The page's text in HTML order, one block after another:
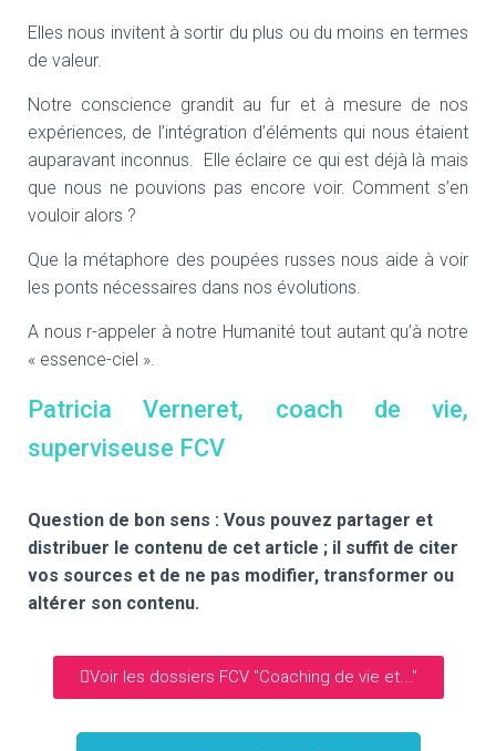
Elles nous invitent à sortir du plus ou du moins en termes
de valeur.
Notre conscience grandit au fur et à mesure de nos
expériences, de l’intégration d’éléments qui nous étaient
auparavant inconnus. Elle éclaire ce qui est déjà là mais
que nous ne pouvions pas encore voir. Comment s’en
vouloir alors ?
Que la métaphore des poupées russes nous aide à voir
les ponts nécessaires dans nos évolutions.
A nous r-appeler à notre Humanité tout autant qu’à notre
« essence-ciel ».
Patricia Verneret, coach de vie,
superviseuse FCV
Question de bon sens : Vous pouvez partager et
distribuer le contenu de cet article ; il suffit de citer
vos sources et de ne pas modifier, transformer ou
altérer son contenu.
Voir les dossiers FCV "Coaching de vie et..."